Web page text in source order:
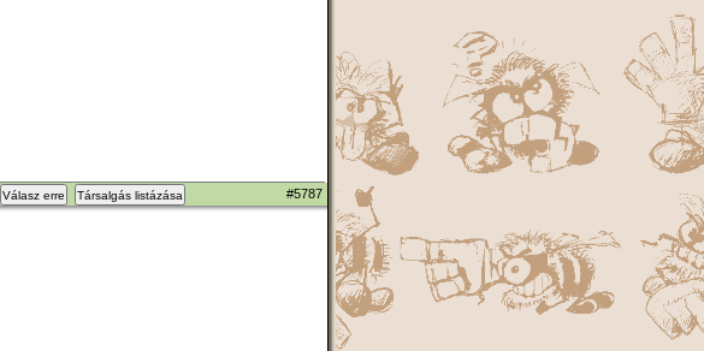
Válasz erre Társalgás listázása #5787